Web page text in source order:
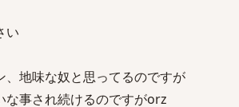
い
、地味な奴と思ってるのですが
な事され続けるのですがorz